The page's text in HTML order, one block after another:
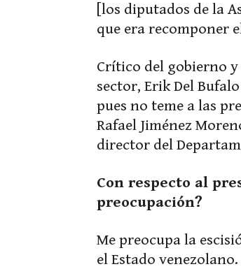
[los diputados de la
que era recomponer
Crítico del gobierno
sector, Erik Del
pues no teme a las
Rafael Jiménez
director del
Con respecto al
preocupación?
Me preocupa la
el Estado